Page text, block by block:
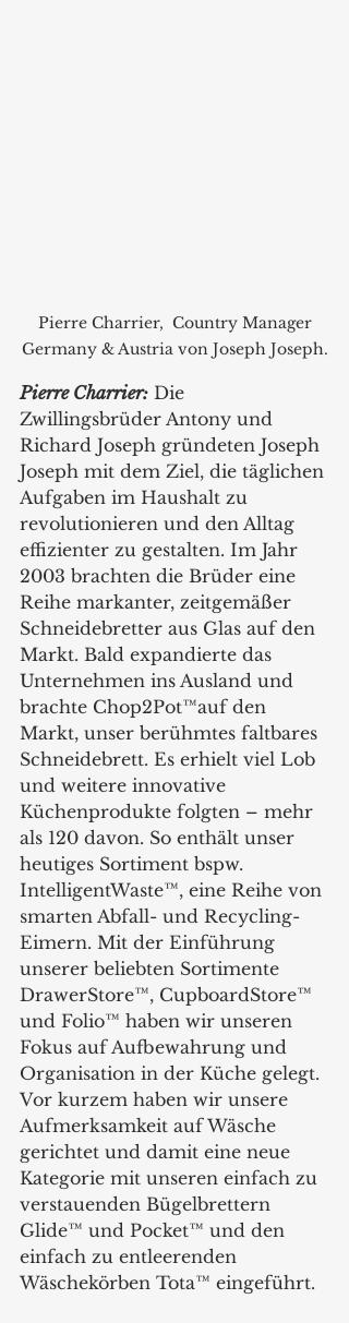
Germany & Austria von Joseph Joseph.
Pierre Charrier: Die
Zwillingsbrüder Antony und
Richard Joseph gründeten Joseph
Joseph mit dem Ziel, die täglichen
Aufgaben im Haushalt zu
revolutionieren und den Alltag
effizienter zu gestalten. Im Jahr
2003 brachten die Brüder eine
Reihe markanter, zeitgemäßer
Schneidebretter aus Glas auf den
Markt. Bald expandierte das
Unternehmen ins Ausland und
brachte Chop2Pot™auf den
Markt, unser berühmtes faltbares
Schneidebrett. Es erhielt viel Lob
und weitere innovative
Küchenprodukte folgten – mehr
als 120 davon. So enthält unser
heutiges Sortiment bspw.
IntelligentWaste™, eine Reihe von
smarten Abfall- und Recycling-
Eimern. Mit der Einführung
unserer beliebten Sortimente
DrawerStore™, CupboardStore™
und Folio™ haben wir unseren
Fokus auf Aufbewahrung und
Organisation in der Küche gelegt.
Vor kurzem haben wir unsere
Aufmerksamkeit auf Wäsche
gerichtet und damit eine neue
Kategorie mit unseren einfach zu
verstauenden Bügelbrettern
Glide™ und Pocket™ und den
einfach zu entleerenden
Wäschekörben Tota™ eingeführt.